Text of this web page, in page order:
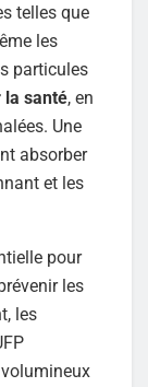
telles que
les
particules
la santé, en
Une
absorber
et les
pour
les
les